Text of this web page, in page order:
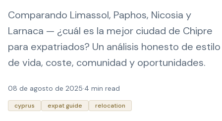
Comparando Limassol, Paphos, Nicosia y
Larnaca — ¿cuál es la mejor ciudad de Chipre
para expatriados? Un análisis honesto de estilo
de vida, coste, comunidad y oportunidades.
08 de agosto de 2025·4 min read
cyprus expat guide relocation